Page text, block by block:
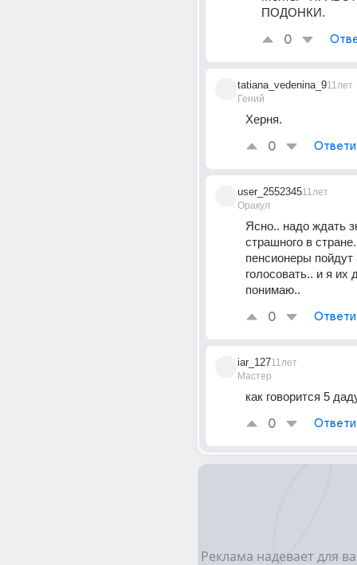
ПОДОНКИ.
0
tatiana_vedenina_9
Гений
11лет
Херня.
0
user_2552345
Оракул
11лет
Ясно.. надо ждать
страшного в
пенсионеры
голосовать.. и я их
понимаю..
0
iar_127
Мастер
11лет
как говорится 5
0